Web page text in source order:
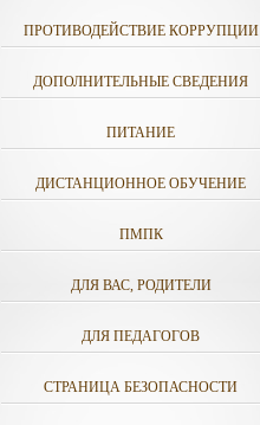
ПРОТИВОДЕЙСТВИЕ КОРРУПЦИИ
ДОПОЛНИТЕЛЬНЫЕ СВЕДЕНИЯ
ПИТАНИЕ
ДИСТАНЦИОННОЕ ОБУЧЕНИЕ
ПМПК
ДЛЯ ВАС, РОДИТЕЛИ
ДЛЯ ПЕДАГОГОВ
СТРАНИЦА БЕЗОПАСНОСТИ